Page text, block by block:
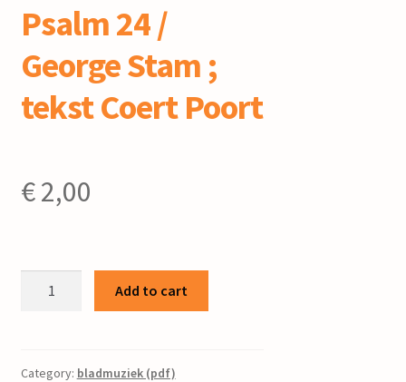
Psalm 24 /
George Stam ;
tekst Coert Poort
€2,00
Stam
Add to cart
Category: bladmuziek (pdf)